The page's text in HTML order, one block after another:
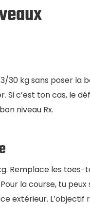
30 kg sans poser
Si c’est ton cas, le
niveau Rx.
Remplace les
la course, tu
extérieur.